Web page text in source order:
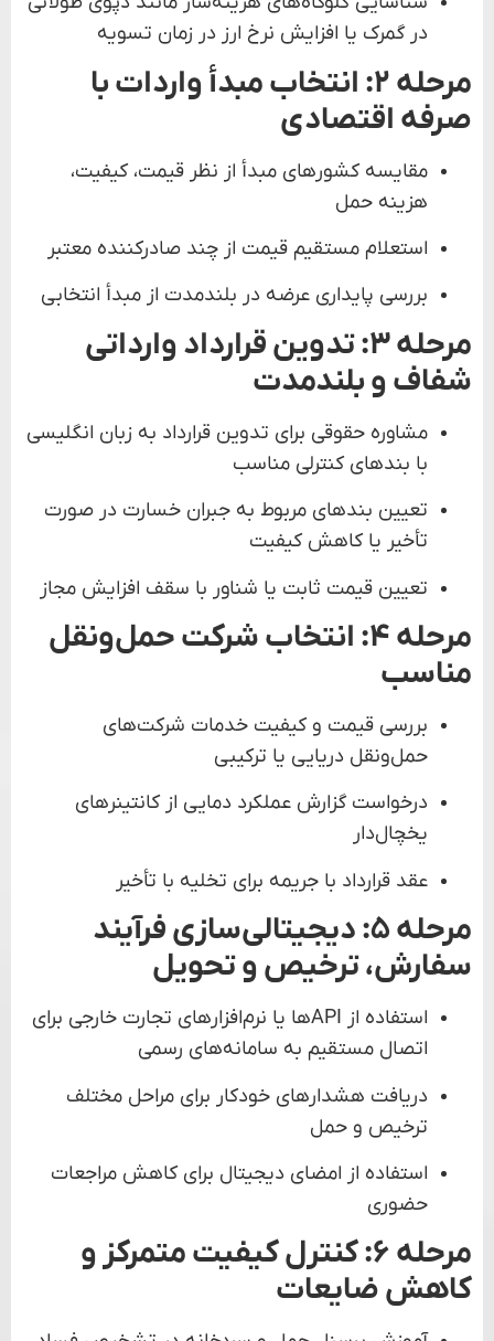
در گمرک یا افزایش نرخ ارز در زمان تسویه
مرحله ۲: انتخاب مبدأ واردات با
صرفه اقتصادی
مقایسه کشورهای مبدأ از نظر قیمت، کیفیت،
هزینه حمل
استعلام مستقیم قیمت از چند صادرکننده معتبر
بررسی پایداری عرضه در بلندمدت از مبدأ انتخابی
مرحله ۳: تدوین قرارداد وارداتی
شفاف و بلندمدت
مشاوره حقوقی برای تدوین قرارداد به زبان انگلیسی
با بندهای کنترلی مناسب
تعیین بندهای مربوط به جبران خسارت در صورت
تأخیر یا کاهش کیفیت
تعیین قیمت ثابت یا شناور با سقف افزایش مجاز
مرحله ۴: انتخاب شرکت حمل‌ونقل
مناسب
بررسی قیمت و کیفیت خدمات شرکت‌های
حمل‌ونقل دریایی یا ترکیبی
درخواست گزارش عملکرد دمایی از کانتینرهای
یخچال‌دار
عقد قرارداد با جریمه برای تخلیه با تأخیر
مرحله ۵: دیجیتالی‌سازی فرآیند
سفارش، ترخیص و تحویل
استفاده از APIها یا نرم‌افزارهای تجارت خارجی برای
اتصال مستقیم به سامانه‌های رسمی
دریافت هشدارهای خودکار برای مراحل مختلف
ترخیص و حمل
استفاده از امضای دیجیتال برای کاهش مراجعات
حضوری
مرحله ۶: کنترل کیفیت متمرکز و
کاهش ضایعات